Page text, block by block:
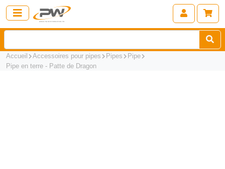
Accueil Accessoires pour pipes Pipes
Pipe
Pipe en terre - Patte de Dragon